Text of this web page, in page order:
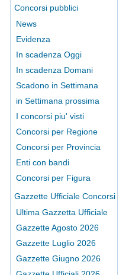
Concorsi pubblici
News
Evidenza
In scadenza Oggi
In scadenza Domani
Scadono in Settimana
in Settimana prossima
I concorsi piu' visti
Concorsi per Regione
Concorsi per Provincia
Enti con bandi
Concorsi per Figura
Gazzette Ufficiale Concorsi
Ultima Gazzetta Ufficiale
Gazzette Agosto 2026
Gazzette Luglio 2026
Gazzette Giugno 2026